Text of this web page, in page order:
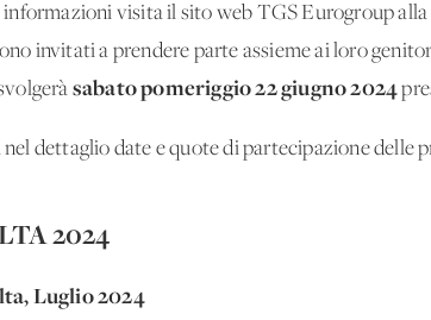
informazioni visita il sito web TGS Eurogroup alla
invitati a prendere parte assieme ai loro
sabato pomeriggio 22 giugno 2024
dettaglio date e quote di partecipazione delle
2024
Luglio 2024